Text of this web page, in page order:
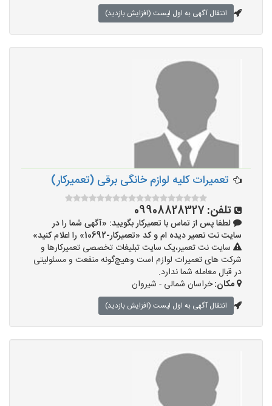
انتقال آگهی به اول لیست (افزایش بازدید)
تعمیرات کلیه لوازم خانگی برقی (تعمیرکار)
تلفن: 09908828327
لطفا پس از تماس با تعمیرکار بگویید: «آگهی شما را در
سایت نت تعمیر دیده ام و کد «تعمیرکار-10692» را اعلام کنید»
سایت نت تعمیر،یک سایت تبلیغات تخصصی تعمیرکارها و
شرکت های تعمیرات لوازم است وهیچ‌گونه منفعت و مسئولیتی
در قبال معامله شما ندارد.
مکان:خراسان شمالی - شیروان
انتقال آگهی به اول لیست (افزایش بازدید)